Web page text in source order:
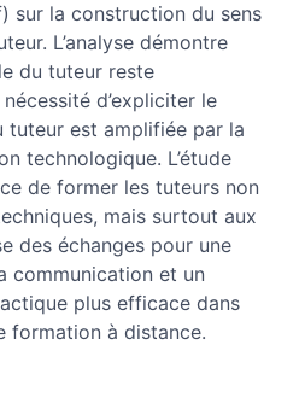
sur la construction du sens
L’analyse démontre
du tuteur reste
d’expliciter le
tuteur est amplifiée par la
technologique. L’étude
de former les tuteurs non
mais surtout aux
des échanges pour une
communication et un
plus efficace dans
formation à distance.